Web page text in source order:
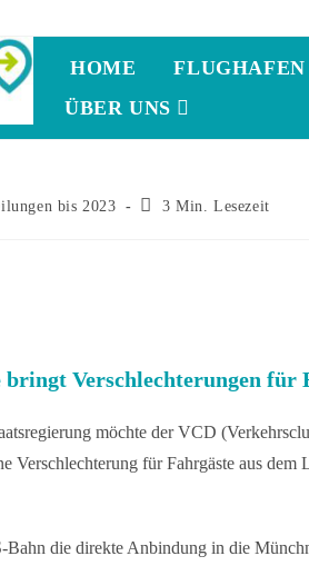
HOME FLUGHAFEN
ÜBER UNS
bis 2023 3 Min. Lesezeit
Verschlechterungen für
möchte der VCD
Verschlechterung für Fahrgäste aus
die direkte Anbindung in die